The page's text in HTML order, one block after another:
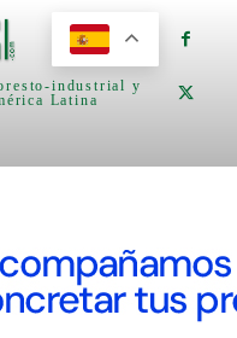
industrial y
Latina